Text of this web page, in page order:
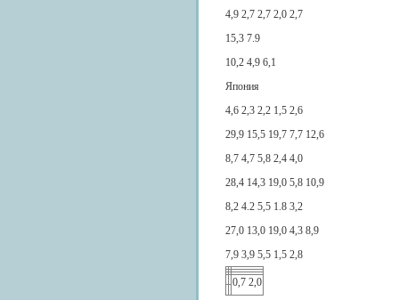
4,9 2,7 2,7 2,0 2,7
15,3 7.9
10,2 4,9 6,1
Япония
4,6 2,3 2,2 1,5 2,6
29,9 15,5 19,7 7,7 12,6
8,7 4,7 5,8 2,4 4,0
28,4 14,3 19,0 5,8 10,9
8,2 4.2 5,5 1.8 3,2
27,0 13,0 19,0 4,3 8,9
7,9 3,9 5,5 1,5 2,8
0,7 2,0